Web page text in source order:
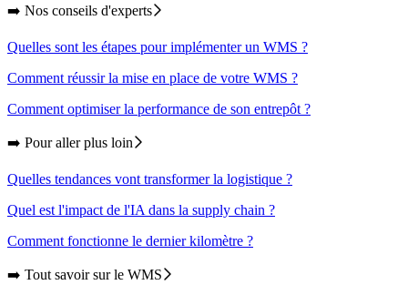
➡️ Nos conseils d'experts
Quelles sont les étapes pour implémenter un WMS ?
Comment réussir la mise en place de votre WMS ?
Comment optimiser la performance de son entrepôt ?
➡️ Pour aller plus loin
Quelles tendances vont transformer la logistique ?
Quel est l'impact de l'IA dans la supply chain ?
Comment fonctionne le dernier kilomètre ?
➡️ Tout savoir sur le WMS